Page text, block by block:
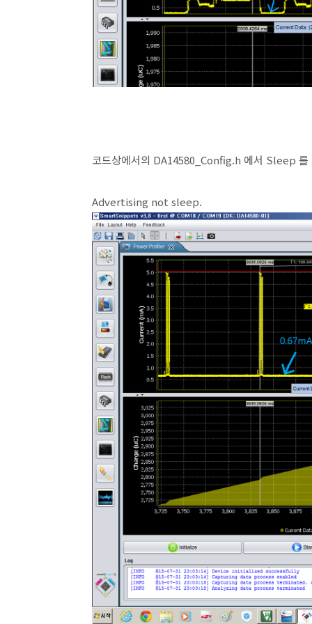
코드상에서의 DA14580_Config.h 에서 Sleep
Advertising not sleep.